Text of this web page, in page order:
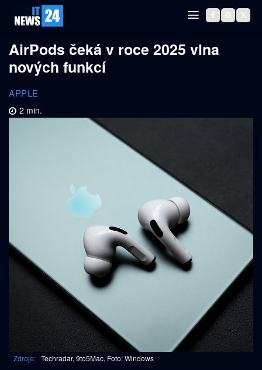
AirPods čeká v roce 2025 vlna
nových funkcí
APPLE
2 min.
Zdroje: Techradar, 9to5Mac, Foto: Windows